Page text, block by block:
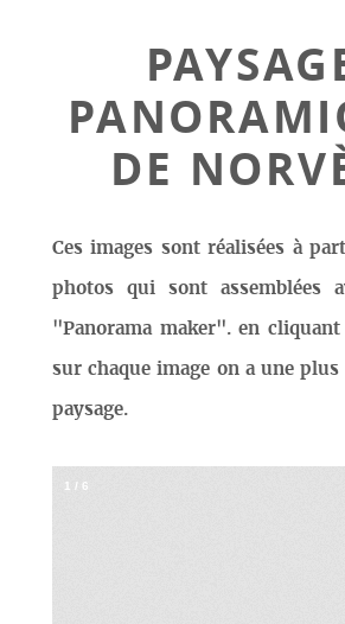
DE
Ces images sont réalisées à
photos qui sont assemblées
"Panorama maker". en
sur chaque image on a une
paysage.
1 / 6